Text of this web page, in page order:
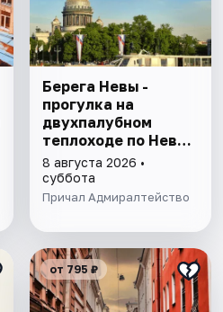
Берега Невы -
прогулка на
двухпалубном
теплоходе по Неве
с подходом к
Финскому заливу
8 августа 2026 •
суббота
Причал Адмиралтейство
от 795 ₽